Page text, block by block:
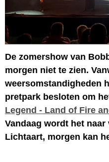
De zomershow van
morgen niet te zien.
weersomstandigheden
pretpark besloten om
Legend - Land of Fire
Vandaag wordt het
Lichtaart, morgen kan